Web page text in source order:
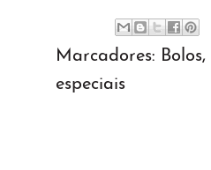
Marcadores: Bolos,
especiais